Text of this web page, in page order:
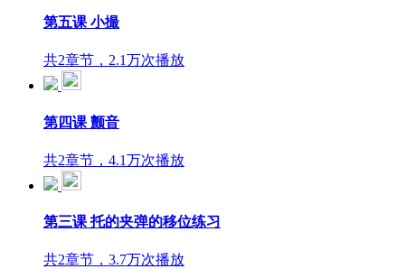
第五课 小撮
共2章节，2.1万次播放
第四课 颤音
共2章节，4.1万次播放
第三课 托的夹弹的移位练习
共2章节，3.7万次播放